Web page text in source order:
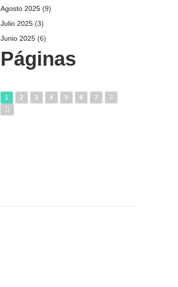
Agosto 2025 (9)
Julio 2025 (3)
Junio 2025 (6)
Páginas
1 2 3 4 5 6 7